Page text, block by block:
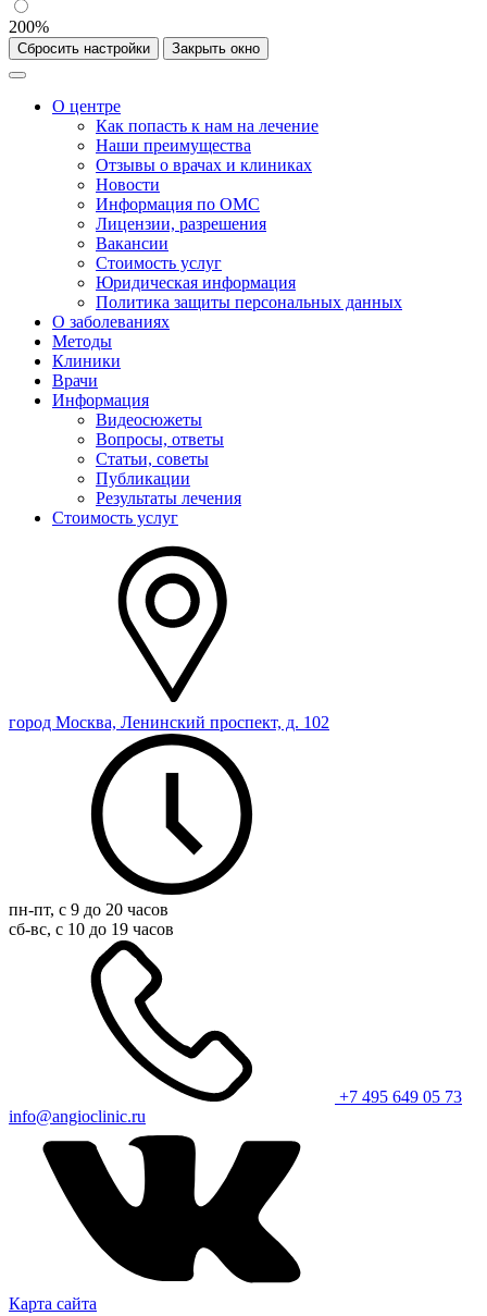
200%
Сбросить настройки Закрыть окно
О центре
Как попасть к нам на лечение
Наши преимущества
Отзывы о врачах и клиниках
Новости
Информация по ОМС
Лицензии, разрешения
Вакансии
Стоимость услуг
Юридическая информация
Политика защиты персональных данных
О заболеваниях
Методы
Клиники
Врачи
Информация
Видеосюжеты
Вопросы, ответы
Статьи, советы
Публикации
Результаты лечения
Стоимость услуг
город Москва, Ленинский проспект, д. 102
пн-пт, с 9 до 20 часов
сб-вс, с 10 до 19 часов
+7 495 649 05 73
info@angioclinic.ru
Карта сайта